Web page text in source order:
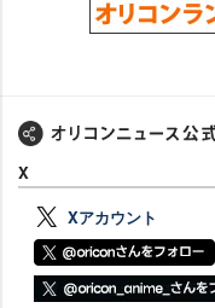
X
Xアカウント